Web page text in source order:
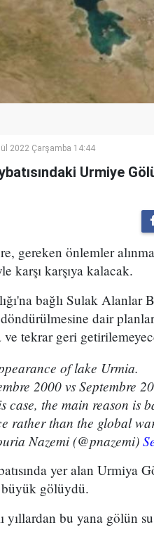
2022 Çarşamba 14:44
Urmiye
gereken önlemler
karşı karşıya kalacak.
bağlı Sulak Alanlar
dair
ve tekrar geri
of lake Urmia.
2000 vs Septembre
case, the main reason is
rather than the global
Nazemi (@pnazemi)
yer alan Urmiya
gölüydü.
yıllardan bu yana gölün